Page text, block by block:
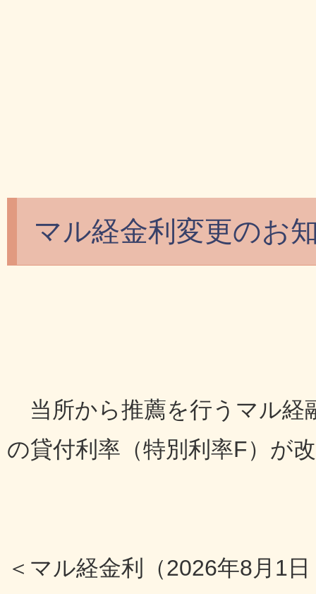
マル経金利変更のお
当所から推薦を行うマル経
の貸付利率（特別利率F）が
＜マル経金利（2026年8月1